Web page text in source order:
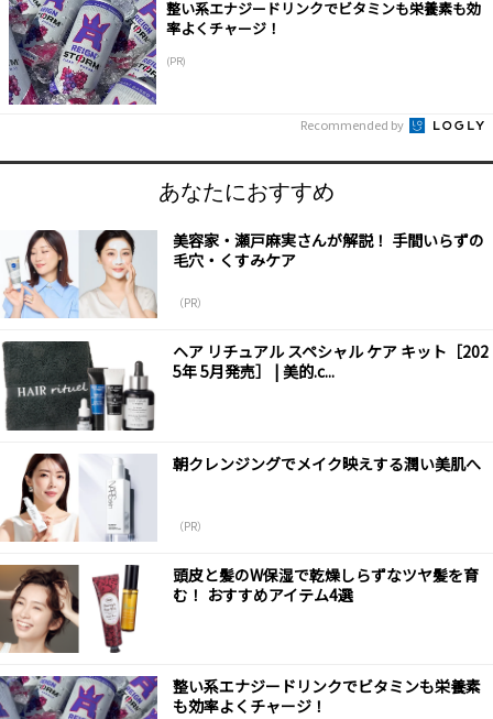
整い系エナジードリンクでビタミンも栄養素も効
率よくチャージ！
(PR)
Recommended by
あなたにおすすめ
美容家・瀬戸麻実さんが解説！ 手間いらずの
毛穴・くすみケア
（PR）
ヘア リチュアル スペシャル ケア キット［202
5年 5月発売］ | 美的.c...
朝クレンジングでメイク映えする潤い美肌へ
（PR）
頭皮と髪のW保湿で乾燥しらずなツヤ髪を育
む！ おすすめアイテム4選
整い系エナジードリンクでビタミンも栄養素
も効率よくチャージ！